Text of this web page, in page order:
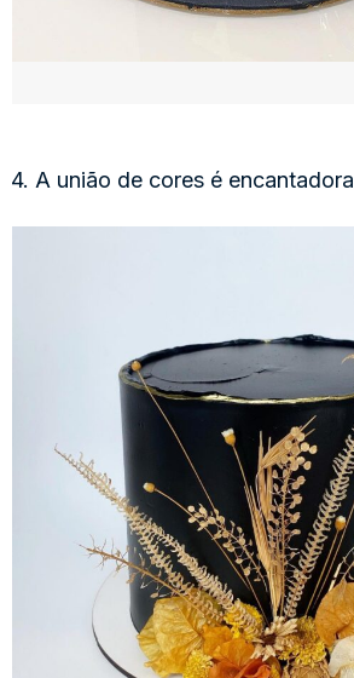
4. A união de cores é encantadora